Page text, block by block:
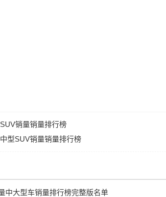
销量销量排行榜
型SUV销量销量排行榜
中大型车销量排行榜完整版名单